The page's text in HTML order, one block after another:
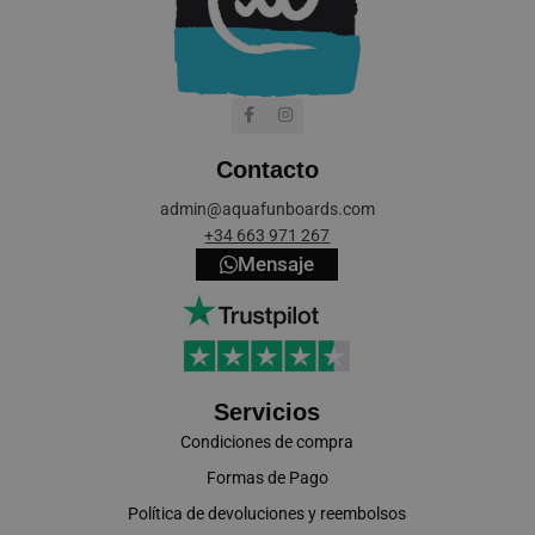
Contacto
admin@aquafunboards.com
+34 663 971 267
Mensaje
Servicios
Condiciones de compra
Formas de Pago
Política de devoluciones y reembolsos
cookieyes-consent
VISITOR_PRIVACY_METADATA